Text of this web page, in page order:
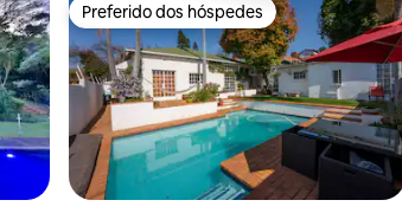
Preferido dos hóspedes
Preferido dos hóspedes